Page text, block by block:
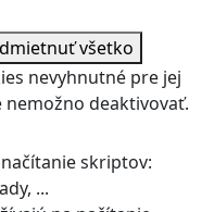
všetko
nevyhnutné pre jej
deaktivovať.
skriptov:
...